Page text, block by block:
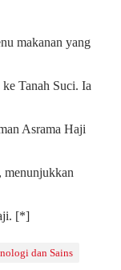
makanan yang
ke Tanah Suci. Ia
Asrama Haji
menunjukkan
[*]
dan Sains